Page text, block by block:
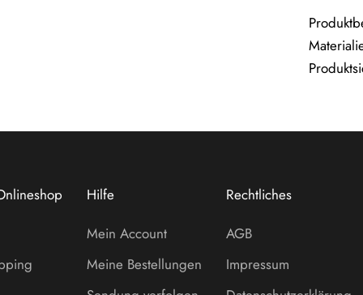
Hilfe
Mein Account
Meine Bestellungen
Rechtliches
AGB
Impressum